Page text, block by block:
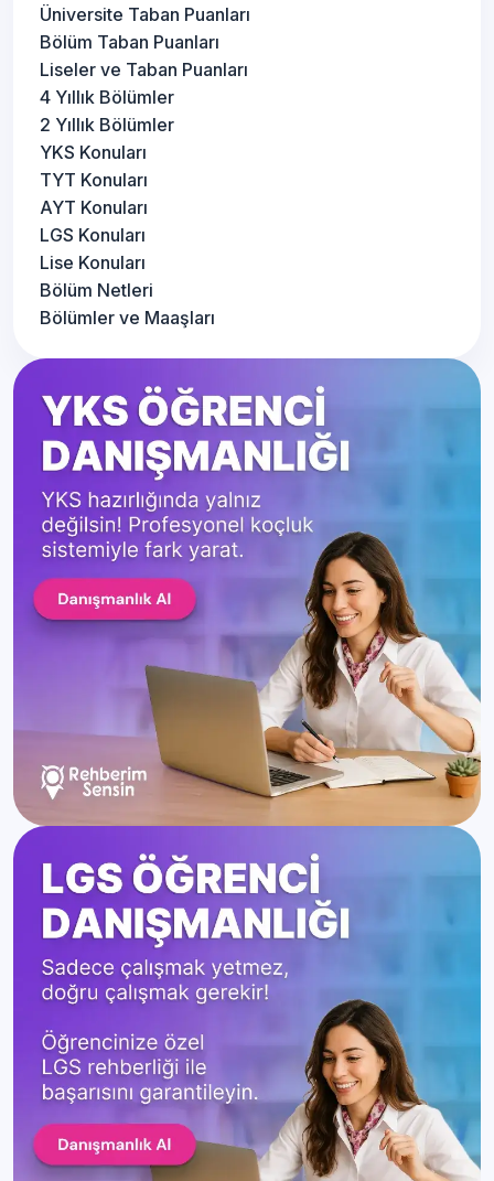
Üniversite Taban Puanları
Bölüm Taban Puanları
Liseler ve Taban Puanları
4 Yıllık Bölümler
2 Yıllık Bölümler
YKS Konuları
TYT Konuları
AYT Konuları
LGS Konuları
Lise Konuları
Bölüm Netleri
Bölümler ve Maaşları